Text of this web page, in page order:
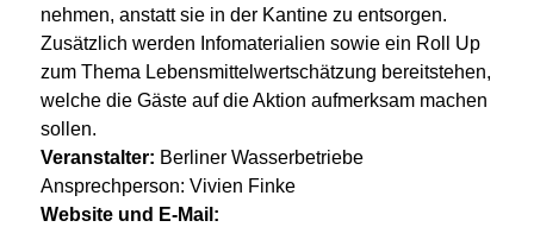
nehmen, anstatt sie in der Kantine zu entsorgen.
Zusätzlich werden Infomaterialien sowie ein Roll Up
zum Thema Lebensmittelwertschätzung bereitstehen,
welche die Gäste auf die Aktion aufmerksam machen
sollen.
Veranstalter: Berliner Wasserbetriebe
Ansprechperson: Vivien Finke
Website und E-Mail: